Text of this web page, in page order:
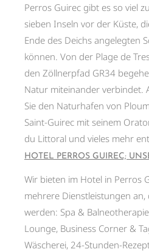
Perros Guirec gibt es so viel
sieben Inseln vor der Küste,
Ende des Deichs angelegten
können. Von der Plage de
den Zöllnerpfad GR34
Natur miteinander verbindet.
Sie den Naturhafen von
Saint-Guirec mit seinem
du Littoral und vieles mehr
HOTEL PERROS GUIREC;
Wir bieten im Hotel in Perros
mehrere Dienstleistungen an,
werden: Spa &
Lounge, Business Corner &
Wäscherei, 24-Stunden-